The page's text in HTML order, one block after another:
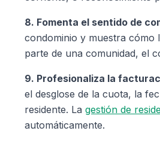
8. Fomenta el sentido de
condominio y muestra cómo
parte de una comunidad, el
9. Profesionaliza la
el desglose de la cuota, la
residente. La gestión de
automáticamente.